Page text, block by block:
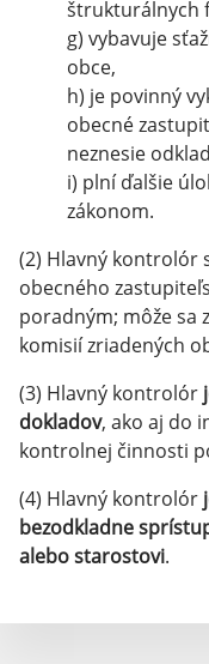
štrukturálnych
g) vybavuje
obce,
h) je povinný
obecné
neznesie
i) plní ďalšie
zákonom.
(2) Hlavný kontrolór
obecného
poradným; môže sa
komisií zriadených
(3) Hlavný kontrolór
dokladov, ako aj do
kontrolnej činnosti
(4) Hlavný kontrolór
bezodkladne
alebo starostovi.